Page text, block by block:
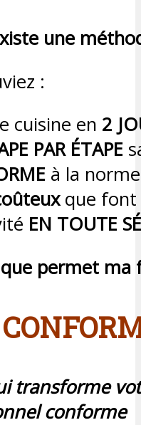
une
:
cuisine en 2
PAR ÉTAPE
à la
que font
EN TOUTE
que permet
transforme
conforme